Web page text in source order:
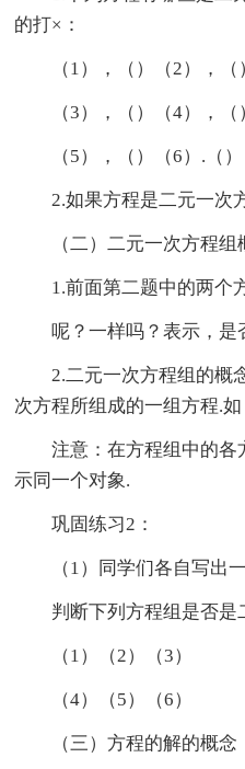
的打×：
（1），（）（2），（
（3），（）（4），（
（5），（）（6）.（）
2.如果方程是二元一次
（二）二元一次方程组
1.前面第二题中的两个
呢？一样吗？表示，是
2.二元一次方程组的概
次方程所组成的一组方程.如
注意：在方程组中的各
示同一个对象.
巩固练习2：
（1）同学们各自写出
判断下列方程组是否是
（1）（2）（3）
（4）（5）（6）
（三）方程的解的概念